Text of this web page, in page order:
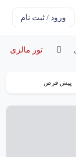
ورود / ثبت نام
تور مالزی